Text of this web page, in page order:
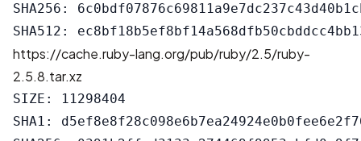
SHA256:
https://cache.ruby-lang.org/pub/ruby/2.5/ruby-
2.5.8.tar.xz
SIZE: 11298404
SHA1: